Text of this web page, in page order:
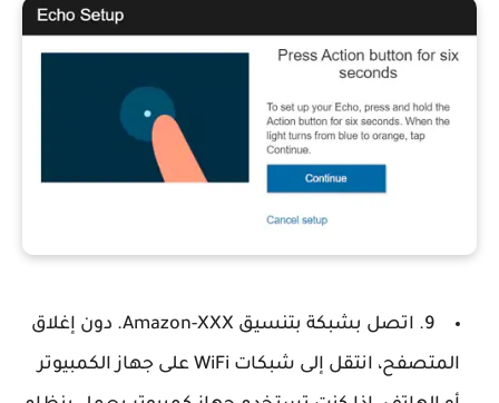
9. اتصل بشبكة بتنسيق Amazon-XXX. دون إغلاق
المتصفح، انتقل إلى شبكات WiFi على جهاز الكمبيوتر